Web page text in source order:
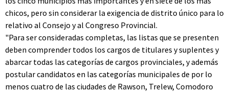
chicos, pero sin considerar la exigencia de distrito único para lo
relativo al Consejo y al Congreso Provincial.
"Para ser consideradas completas, las listas que se presenten
deben comprender todos los cargos de titulares y suplentes y
abarcar todas las categorías de cargos provinciales, y además
postular candidatos en las categorías municipales de por lo
menos cuatro de las ciudades de Rawson, Trelew, Comodoro